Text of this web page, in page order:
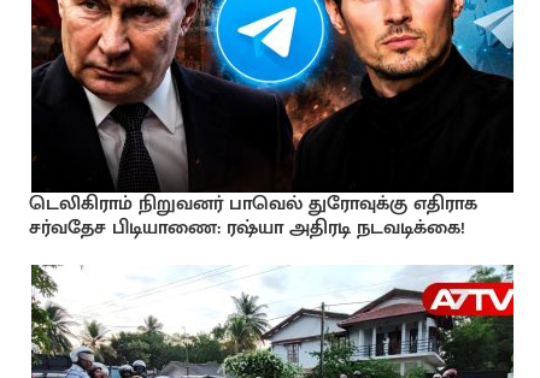
டெலிகிராம் நிறுவனர் பாவெல் துரோவுக்கு எதிராக
சர்வதேச பிடியாணை: ரஷ்யா அதிரடி நடவடிக்கை!